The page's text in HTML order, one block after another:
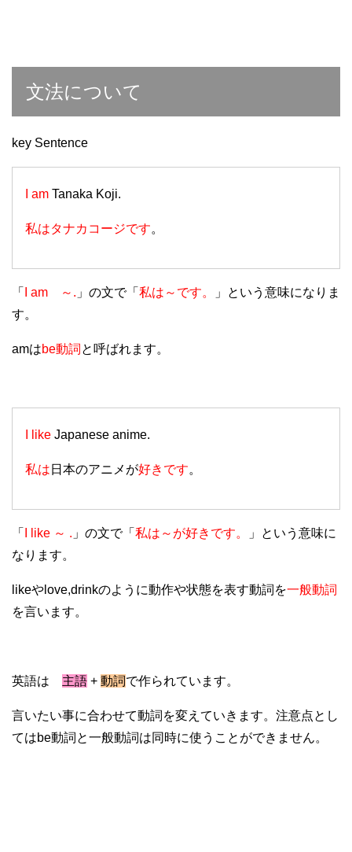
文法について
key Sentence
I am Tanaka Koji.
私はタナカコージです。
「 I am ～. 」の文で「 私は～です。
」という意味になりま
す。
amはbe動詞 と呼ばれます。
I like Japanese anime.
私は 日本のアニメが好きです。
「 I like ～ . 」の文で「 私は～が好きです。
」という意味に
なります。
likeやlove,drinkのように動作や状態を表す動詞を一般動詞
を言います。
英語は 主語 + 動詞で作られています。
言いたい事に合わせて動詞を変えていきます。注意点とし
てはbe動詞と一般動詞は同時に使うことができません。